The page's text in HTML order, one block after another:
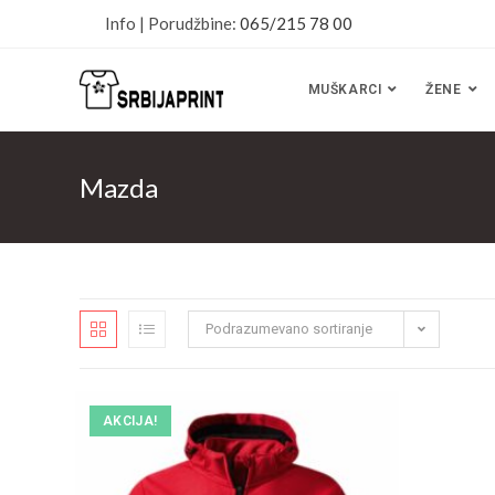
Info | Porudžbine: 065/215 78 00
MUŠKARCI ŽENE
Mazda
Podrazumevano sortiranje
AKCIJA!